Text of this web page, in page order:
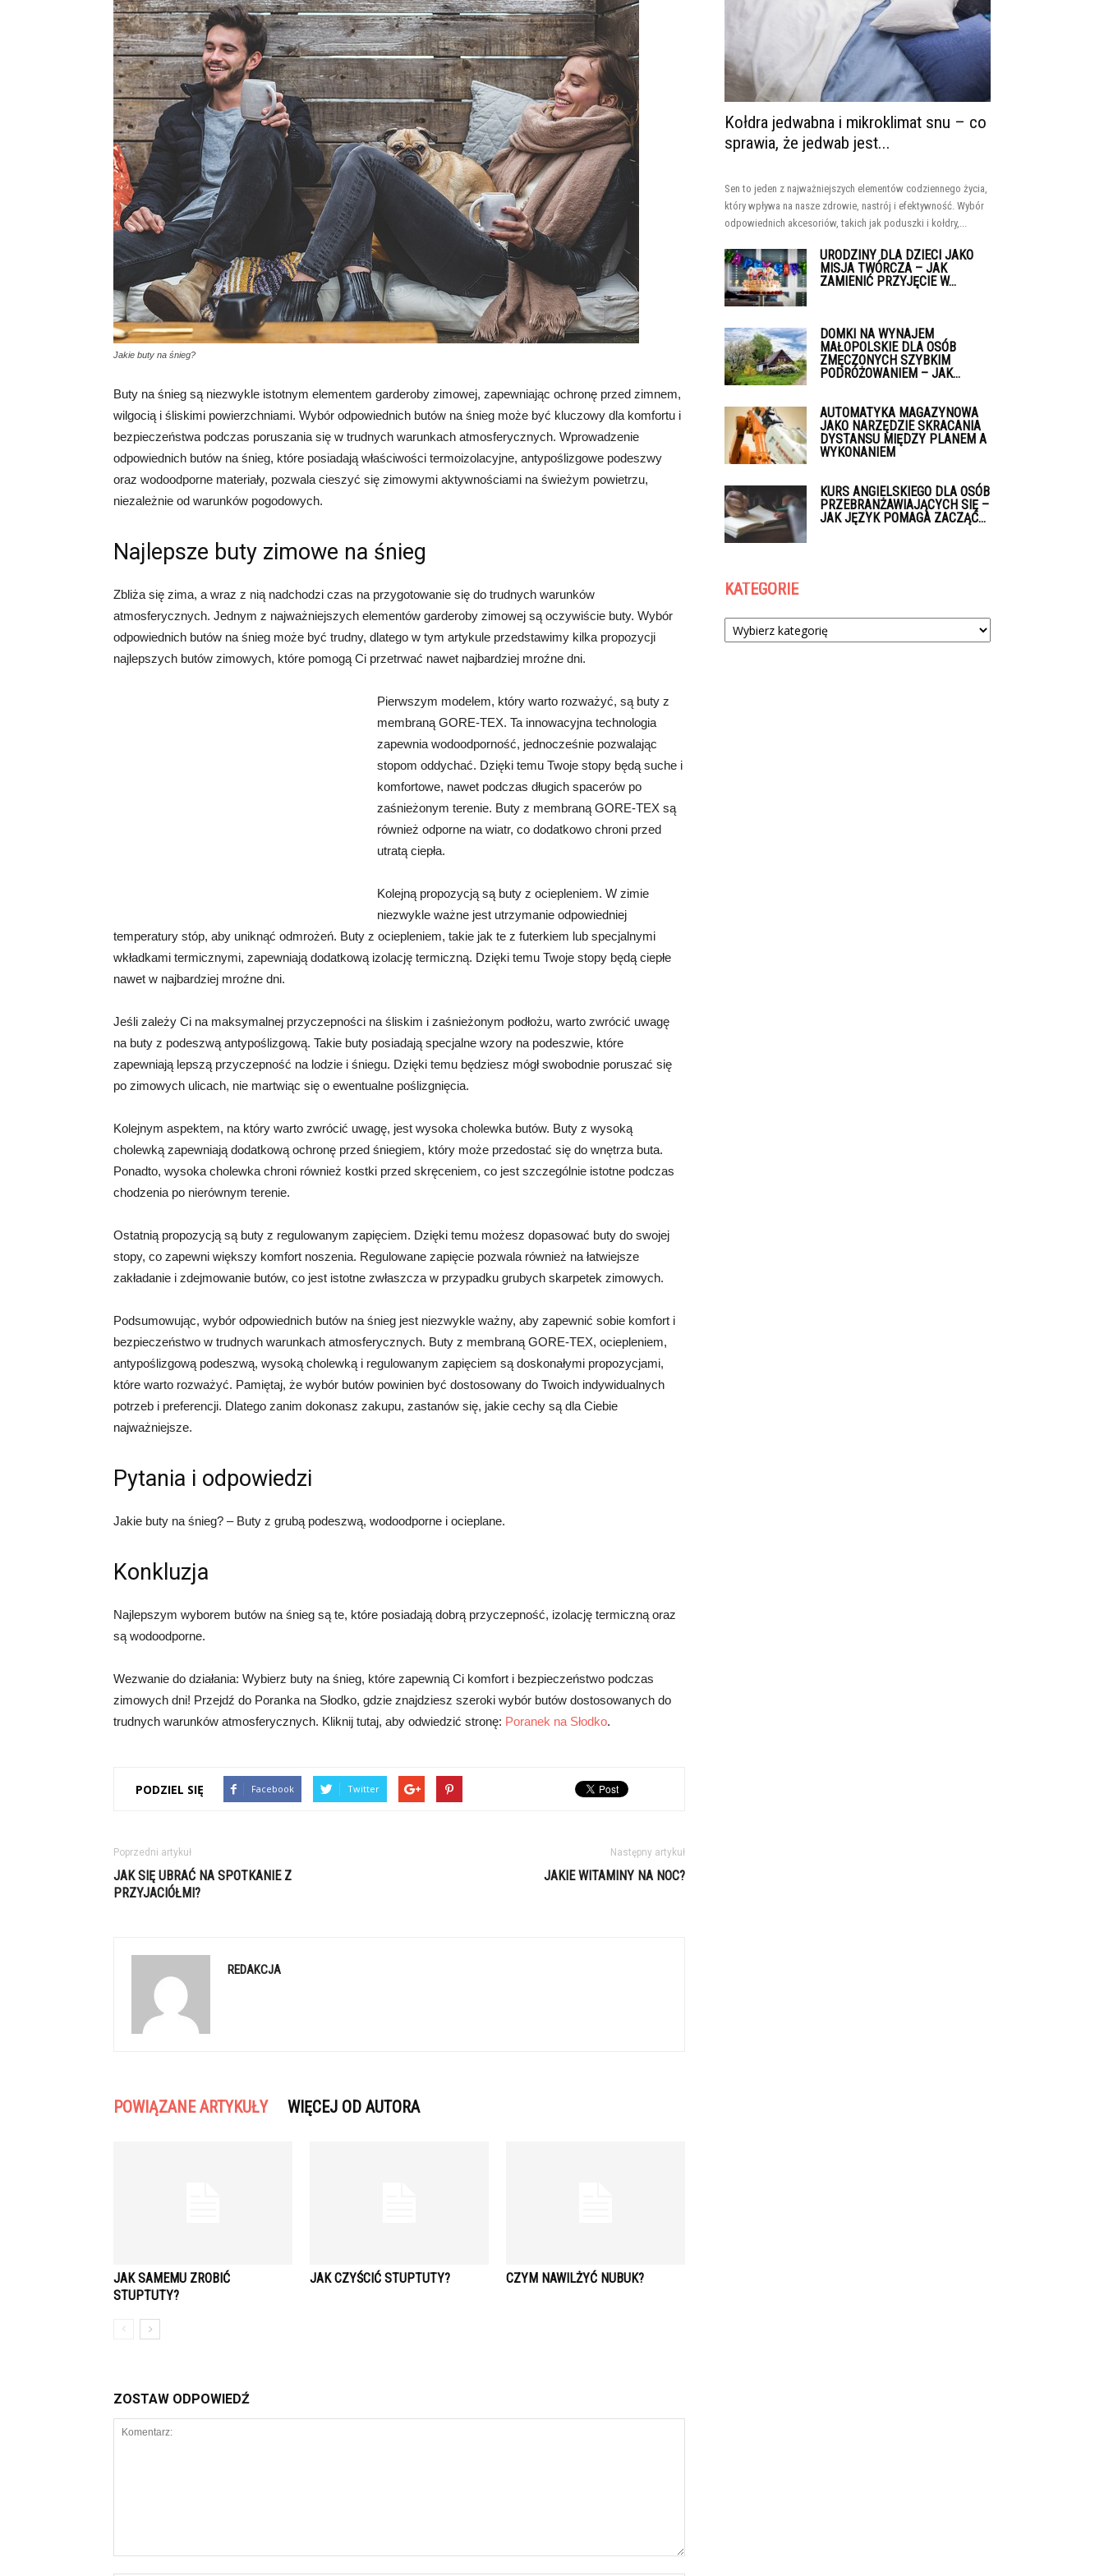
Jakie buty na śnieg?
Buty na śnieg są niezwykle istotnym elementem garderoby zimowej, zapewniając ochronę przed zimnem,
wilgocią i śliskimi powierzchniami. Wybór odpowiednich butów na śnieg może być kluczowy dla komfortu i
bezpieczeństwa podczas poruszania się w trudnych warunkach atmosferycznych. Wprowadzenie
odpowiednich butów na śnieg, które posiadają właściwości termoizolacyjne, antypoślizgowe podeszwy
oraz wodoodporne materiały, pozwala cieszyć się zimowymi aktywnościami na świeżym powietrzu,
niezależnie od warunków pogodowych.
Najlepsze buty zimowe na śnieg
Zbliża się zima, a wraz z nią nadchodzi czas na przygotowanie się do trudnych warunków
atmosferycznych. Jednym z najważniejszych elementów garderoby zimowej są oczywiście buty. Wybór
odpowiednich butów na śnieg może być trudny, dlatego w tym artykule przedstawimy kilka propozycji
najlepszych butów zimowych, które pomogą Ci przetrwać nawet najbardziej mroźne dni.
Pierwszym modelem, który warto rozważyć, są buty z
membraną GORE-TEX. Ta innowacyjna technologia
zapewnia wodoodporność, jednocześnie pozwalając
stopom oddychać. Dzięki temu Twoje stopy będą suche i
komfortowe, nawet podczas długich spacerów po
zaśnieżonym terenie. Buty z membraną GORE-TEX są
również odporne na wiatr, co dodatkowo chroni przed
utratą ciepła.
Kolejną propozycją są buty z ociepleniem. W zimie
niezwykle ważne jest utrzymanie odpowiedniej
temperatury stóp, aby uniknąć odmrożeń. Buty z ociepleniem, takie jak te z futerkiem lub specjalnymi
wkładkami termicznymi, zapewniają dodatkową izolację termiczną. Dzięki temu Twoje stopy będą ciepłe
nawet w najbardziej mroźne dni.
Jeśli zależy Ci na maksymalnej przyczepności na śliskim i zaśnieżonym podłożu, warto zwrócić uwagę
na buty z podeszwą antypoślizgową. Takie buty posiadają specjalne wzory na podeszwie, które
zapewniają lepszą przyczepność na lodzie i śniegu. Dzięki temu będziesz mógł swobodnie poruszać się
po zimowych ulicach, nie martwiąc się o ewentualne poślizgnięcia.
Kolejnym aspektem, na który warto zwrócić uwagę, jest wysoka cholewka butów. Buty z wysoką
cholewką zapewniają dodatkową ochronę przed śniegiem, który może przedostać się do wnętrza buta.
Ponadto, wysoka cholewka chroni również kostki przed skręceniem, co jest szczególnie istotne podczas
chodzenia po nierównym terenie.
Ostatnią propozycją są buty z regulowanym zapięciem. Dzięki temu możesz dopasować buty do swojej
stopy, co zapewni większy komfort noszenia. Regulowane zapięcie pozwala również na łatwiejsze
zakładanie i zdejmowanie butów, co jest istotne zwłaszcza w przypadku grubych skarpetek zimowych.
Podsumowując, wybór odpowiednich butów na śnieg jest niezwykle ważny, aby zapewnić sobie komfort i
bezpieczeństwo w trudnych warunkach atmosferycznych. Buty z membraną GORE-TEX, ociepleniem,
antypoślizgową podeszwą, wysoką cholewką i regulowanym zapięciem są doskonałymi propozycjami,
które warto rozważyć. Pamiętaj, że wybór butów powinien być dostosowany do Twoich indywidualnych
potrzeb i preferencji. Dlatego zanim dokonasz zakupu, zastanów się, jakie cechy są dla Ciebie
najważniejsze.
Pytania i odpowiedzi
Jakie buty na śnieg? – Buty z grubą podeszwą, wodoodporne i ocieplane.
Konkluzja
Najlepszym wyborem butów na śnieg są te, które posiadają dobrą przyczepność, izolację termiczną oraz
są wodoodporne.
Wezwanie do działania: Wybierz buty na śnieg, które zapewnią Ci komfort i bezpieczeństwo podczas
zimowych dni! Przejdź do Poranka na Słodko, gdzie znajdziesz szeroki wybór butów dostosowanych do
trudnych warunków atmosferycznych. Kliknij tutaj, aby odwiedzić stronę: Poranek na Słodko.
PODZIEL SIĘ Facebook Twitter
Poprzedni artykuł
JAK SIĘ UBRAĆ NA SPOTKANIE Z
PRZYJACIÓŁMI?
Następny artykuł
JAKIE WITAMINY NA NOC?
REDAKCJA
POWIĄZANE ARTYKUŁY WIĘCEJ OD AUTORA
JAK SAMEMU ZROBIĆ
STUPTUTY?
JAK CZYŚCIĆ STUPTUTY? CZYM NAWILŻYĆ NUBUK?
ZOSTAW ODPOWIEDŹ
Kołdra jedwabna i mikroklimat snu – co
sprawia, że jedwab jest...
Sen to jeden z najważniejszych elementów codziennego życia,
który wpływa na nasze zdrowie, nastrój i efektywność. Wybór
odpowiednich akcesoriów, takich jak poduszki i kołdry,...
URODZINY DLA DZIECI JAKO
MISJA TWÓRCZA – JAK
ZAMIENIĆ PRZYJĘCIE W...
DOMKI NA WYNAJEM
MAŁOPOLSKIE DLA OSÓB
ZMĘCZONYCH SZYBKIM
PODRÓŻOWANIEM – JAK...
AUTOMATYKA MAGAZYNOWA
JAKO NARZĘDZIE SKRACANIA
DYSTANSU MIĘDZY PLANEM A
WYKONANIEM
KURS ANGIELSKIEGO DLA OSÓB
PRZEBRANŻAWIAJĄCYCH SIĘ –
JAK JĘZYK POMAGA ZACZĄĆ...
KATEGORIE
Kategorie